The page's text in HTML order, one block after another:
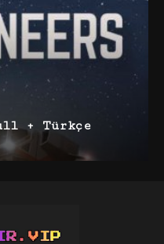
+ Türkçe